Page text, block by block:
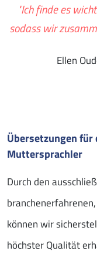
"Ich finde es
sodass wir
Ellen
Übersetzungen für
Muttersprachler
Durch den
können wir
höchster Qualität